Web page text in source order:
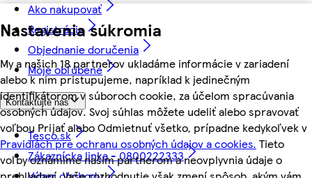
Nastavenia súkromia
My a našich 18 partnerov ukladáme informácie v zariadení
alebo k nim pristupujeme, napríklad k jedinečným
identifikátorom v súboroch cookie, za účelom spracúvania
osobných údajov. Svoj súhlas môžete udeliť alebo spravovať
voľbou Prijať alebo Odmietnuť všetko, prípadne kedykoľvek v
Pravidlách pre ochranu osobných údajov a cookies. Tieto
voľby oznámime našim partnerom a neovplyvnia údaje o
Ako nakupovať
Registrácia
Objednanie doručenia
Moje obľúbené
Kontaktujte nás
Tesco.sk
Zákaznícka linka - 0800222333